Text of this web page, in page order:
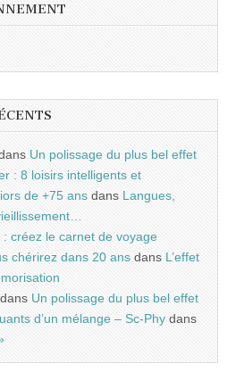
Un polissage du plus bel effet
: 8 loisirs intelligents et
de +75 ans dans Langues,
créez le carnet de voyage
chérirez dans 20 ans dans L’effet
dans Un polissage du plus bel effet
d’un mélange – Sc-Phy dans